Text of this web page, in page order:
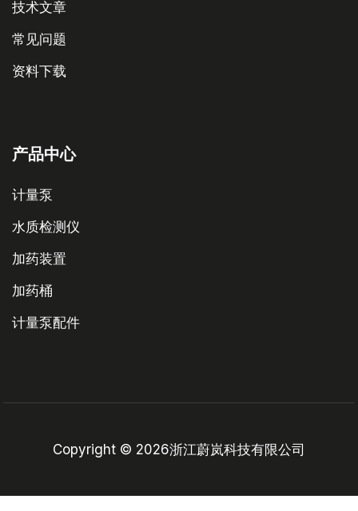
技术文章
常见问题
资料下载
产品中心
计量泵
水质检测仪
加药装置
加药桶
计量泵配件
Copyright © 2026浙江蔚岚科技有限公司